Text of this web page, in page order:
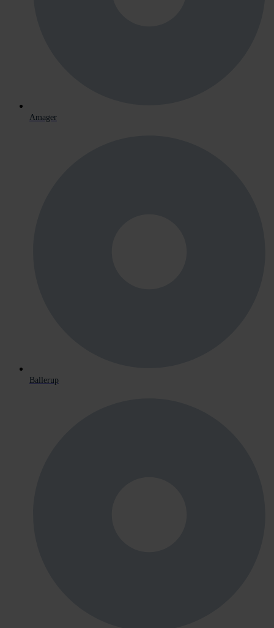
Amager
Ballerup